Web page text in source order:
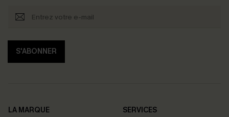
S'ABONNER
LA MARQUE
SERVICES